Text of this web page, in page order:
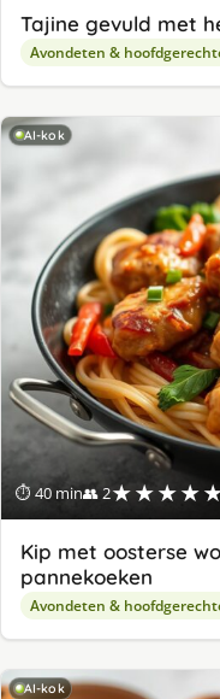
Tajine gevuld met
Avondeten &
AI-kok
⏱ 40 min👥 2
Kip met oosterse
pannekoeken
Avondeten &
AI-kok